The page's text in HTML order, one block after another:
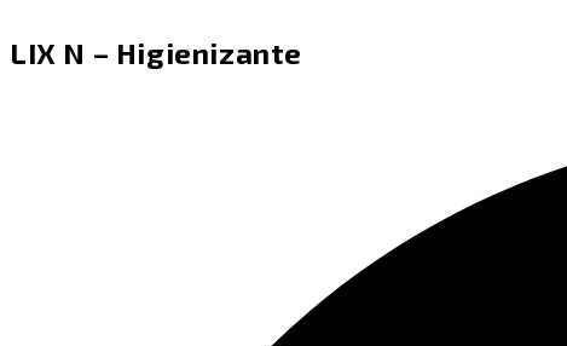
LIX N – Higienizante